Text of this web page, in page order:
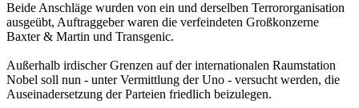
Beide Anschläge wurden von ein und derselben Terrororganisation
ausgeübt, Auftraggeber waren die verfeindeten Großkonzerne
Baxter & Martin und Transgenic.
Außerhalb irdischer Grenzen auf der internationalen Raumstation
Nobel soll nun - unter Vermittlung der Uno - versucht werden, die
Auseinadersetzung der Parteien friedlich beizulegen.